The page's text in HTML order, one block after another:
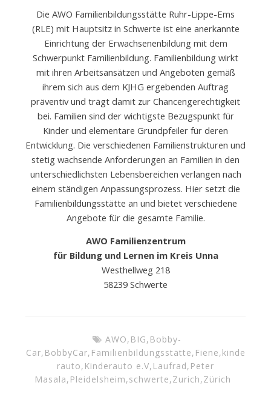
Die AWO Familienbildungsstätte Ruhr-Lippe-Ems
(RLE) mit Hauptsitz in Schwerte ist eine anerkannte
Einrichtung der Erwachsenenbildung mit dem
Schwerpunkt Familienbildung. Familienbildung wirkt
mit ihren Arbeitsansätzen und Angeboten gemäß
ihrem sich aus dem KJHG ergebenden Auftrag
präventiv und trägt damit zur Chancengerechtigkeit
bei. Familien sind der wichtigste Bezugspunkt für
Kinder und elementare Grundpfeiler für deren
Entwicklung. Die verschiedenen Familienstrukturen und
stetig wachsende Anforderungen an Familien in den
unterschiedlichsten Lebensbereichen verlangen nach
einem ständigen Anpassungsprozess. Hier setzt die
Familienbildungsstätte an und bietet verschiedene
Angebote für die gesamte Familie.
AWO Familienzentrum
für Bildung und Lernen im Kreis Unna
Westhellweg 218
58239 Schwerte
AWO, BIG, Bobby-
Car, BobbyCar, Familienbildungsstätte, Fiene,kinde
rauto, Kinderauto e.V, Laufrad, Peter
Masala, Pleidelsheim,schwerte,Zurich,Zürich